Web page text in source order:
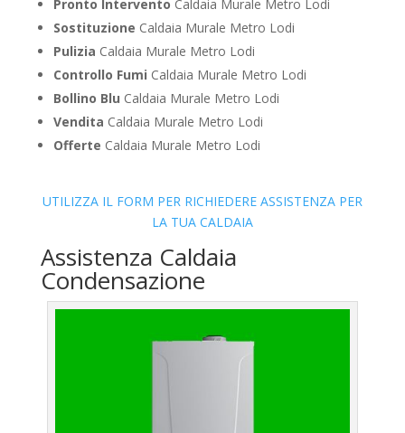
Pronto Intervento Caldaia Murale Metro Lodi
Sostituzione Caldaia Murale Metro Lodi
Pulizia Caldaia Murale Metro Lodi
Controllo Fumi Caldaia Murale Metro Lodi
Bollino Blu Caldaia Murale Metro Lodi
Vendita Caldaia Murale Metro Lodi
Offerte Caldaia Murale Metro Lodi
UTILIZZA IL FORM PER RICHIEDERE ASSISTENZA PER
LA TUA CALDAIA
Assistenza Caldaia
Condensazione